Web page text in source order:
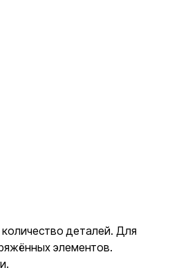
деталей. Для
элементов.